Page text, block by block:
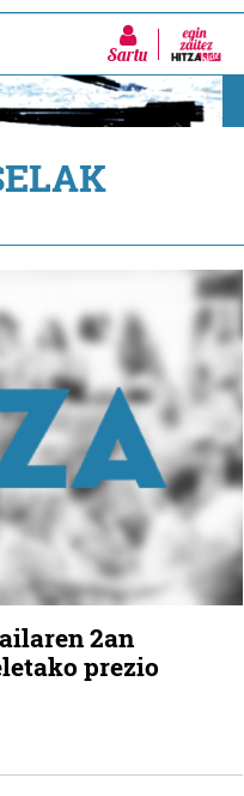
Sartu
2an
prezio